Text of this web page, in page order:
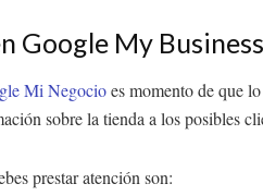
Google My Business
Mi Negocioes momento de que
sobre la tienda a los posibles
prestar atención son: